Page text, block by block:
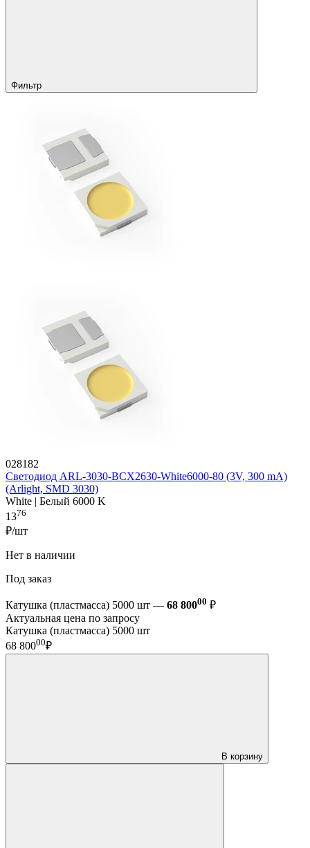
Фильтр
028182
Светодиод ARL-3030-BCX2630-White6000-80 (3V, 300 mA)
(Arlight, SMD 3030)
White | Белый 6000 K
1376
₽/шт
Нет в наличии
Под заказ
Катушка (пластмасса) 5000 шт — 68 80000 ₽
Актуальная цена по запросу
Катушка (пластмасса) 5000 шт
68 80000₽
В корзину